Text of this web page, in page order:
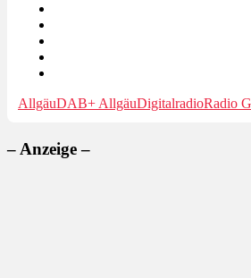
AllgäuDAB+ AllgäuDigitalradioRadio
– Anzeige –